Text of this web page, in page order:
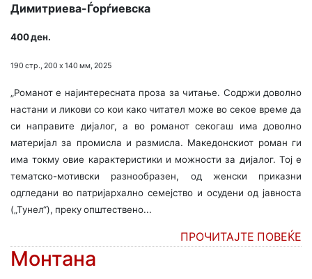
Димитриева-Ѓорѓиевска
400 ден.
190 стр., 200 х 140 мм, 2025
„Романот е најинтересната проза за читање. Содржи доволно
настани и ликови со кои како читател може во секое време да
си направите дијалог, а во романот секогаш има доволно
материјал за промисла и размисла. Македонскиот роман ги
има токму овие карактеристики и можности за дијалог. Тој е
тематско-мотивски разнообразен, од женски приказни
одгледани во патријархално семејство и осудени од јавноста
(„Тунел“), преку општествено...
ПРОЧИТАЈТЕ ПОВЕЌЕ
Монтана